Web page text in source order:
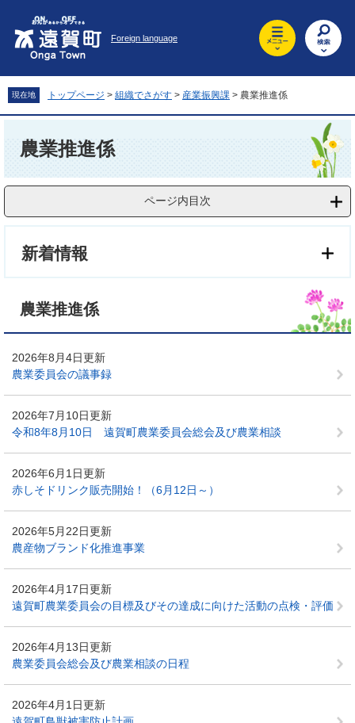
先
頭
を
飛
へ
Foreign language
現在地 トップページ > 組織でさがす > 産業振興課 > 農業推進係
農業推進係
ページ内目次
新着情報
農業推進係
2026年8月4日更新
農業委員会の議事録
2026年7月10日更新
令和8年8月10日 遠賀町農業委員会総会及び農業相談
2026年6月1日更新
赤しそドリンク販売開始！（6月12日～）
2026年5月22日更新
農産物ブランド化推進事業
2026年4月17日更新
遠賀町農業委員会の目標及びその達成に向けた活動の点検・評価
2026年4月13日更新
農業委員会総会及び農業相談の日程
2026年4月1日更新